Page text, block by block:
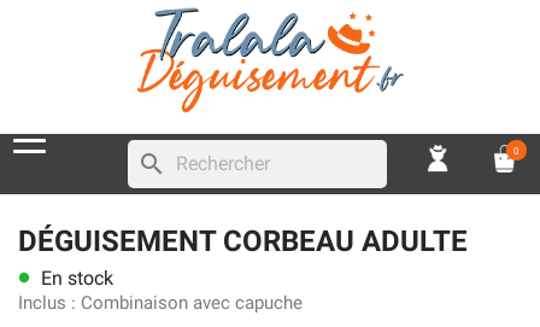
search 0
DÉGUISEMENT CORBEAU ADULTE
lens En stock
Inclus : Combinaison avec capuche